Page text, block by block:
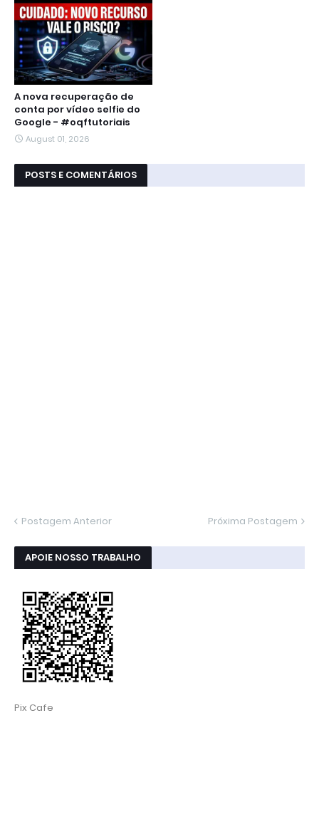
A nova recuperação de
conta por vídeo selfie do
Google - #oqftutoriais
August 01, 2026
POSTS E COMENTÁRIOS
Postagem Anterior Próxima Postagem
APOIE NOSSO TRABALHO
Pix Cafe